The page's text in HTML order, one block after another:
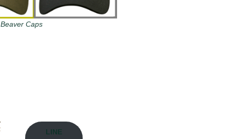
Caps
LINE